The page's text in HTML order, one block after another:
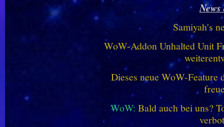
Samiyah's
WoW-Addon Unhalted Unit
Dieses neue WoW-
WoW: Bald auch bei uns?